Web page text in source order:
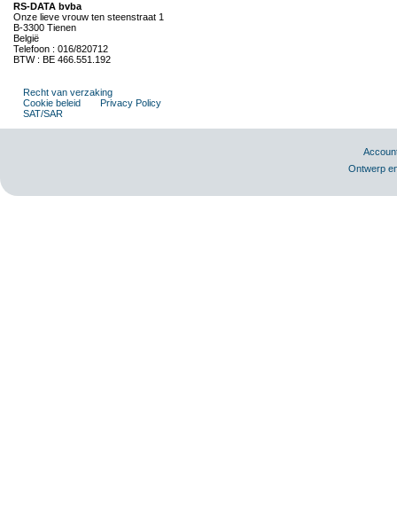
RS-DATA bvba
Onze lieve vrouw ten steenstraat 1
B-3300 Tienen
België
Telefoon : 016/820712
BTW : BE 466.551.192
Recht van verzaking
Cookie beleid
Privacy Policy
SAT/SAR
Ontwerp